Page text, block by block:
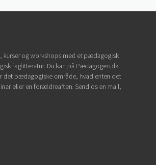
kurser og workshops med et pædagogisk
faglitteratur. Du kan på Pædagogen.dk
pædagogiske område, hvad enten det
eller en forældreaften. Send os en mail,